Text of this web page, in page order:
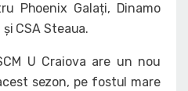
Phoenix Galați, Dinamo
CSA Steaua.
U Craiova are un nou
sezon, pe fostul mare